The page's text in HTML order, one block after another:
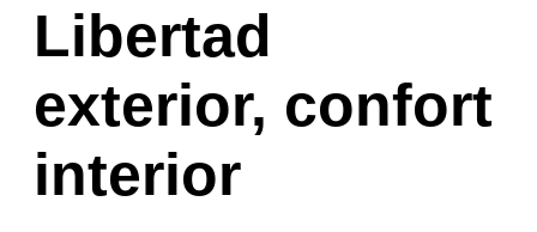
Libertad
exterior, confort
interior